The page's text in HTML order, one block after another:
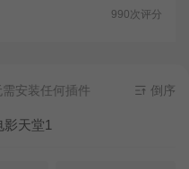
990次评分
安装任何插件 倒序
影天堂1